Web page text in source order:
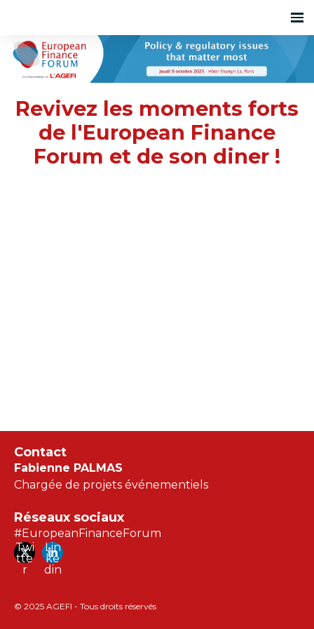
Revivez les moments forts
de l'European Finance
Forum et de son diner !
Contact
Fabienne PALMAS
Chargée de projets événementiels
Réseaux sociaux
#EuropeanFinanceForum
Twi
tte
r
Lin
ke
din
© 2025 AGEFI - Tous droits réservés